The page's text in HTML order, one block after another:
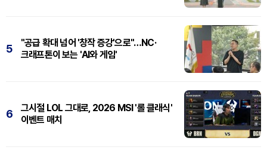
5
"공급 확대 넘어 '창작 증강'으로"…NC·
크래프톤이 보는 'AI와 게임'
6
그시절 LOL 그대로, 2026 MSI '롤 클래식'
이벤트 매치